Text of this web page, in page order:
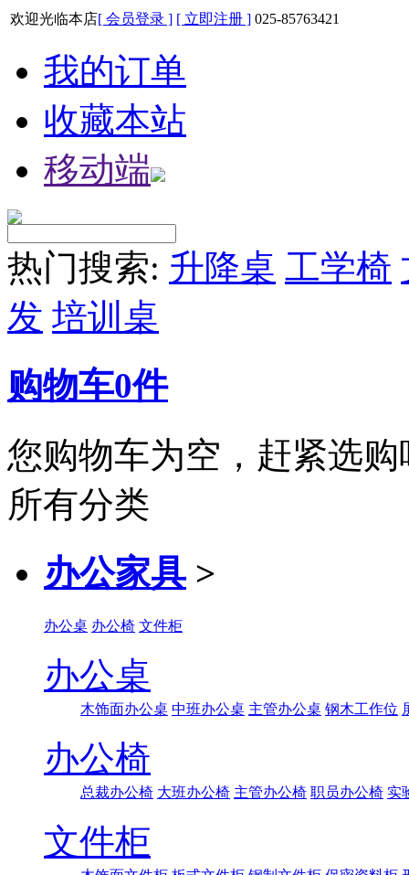
欢迎光临本店[ 会员登录 ] [ 立即注册 ] 025-85763421
我的订单
收藏本站
移动端
热门搜索: 升降桌 工学椅
发 培训桌
购物车0件
您购物车为空，赶紧选购
所有分类
办公家具 >
办公桌 办公椅 文件柜
办公桌
木饰面办公桌 中班办公桌 主管办公桌 钢木工作位
办公椅
总裁办公椅 大班办公椅 主管办公椅 职员办公椅 实
文件柜